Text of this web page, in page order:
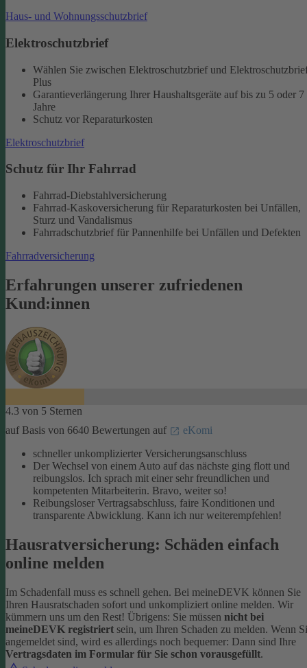
Haus- und Wohnungsschutzbrief
Elektroschutzbrief
Wählen Sie zwischen Elektroschutzbrief und
Plus
Garantieverlängerung Ihrer Haushaltsgeräte auf bis zu 5 oder 7
Jahre
Schutz vor Reparaturkosten
Elektroschutzbrief
Schutz für Ihr Fahrrad
Fahrrad-Diebstahlversicherung
Fahrrad-Kaskoversicherung für Reparaturkosten bei Unfällen,
Sturz und Vandalismus
Fahrradschutzbrief für Pannenhilfe bei Unfällen und Defekten
Fahrradversicherung
Erfahrungen unserer zufriedenen
Kund:innen
4.3 von 5 Sternen
auf Basis von 6640 Bewertungen auf
eKomi
schneller unkomplizierter Versicherungsanschluss
Der Wechsel von einem Auto auf das nächste ging flott und
reibungslos. Ich sprach mit einer sehr freundlichen und
kompetenten Mitarbeiterin. Bravo, weiter so!
Reibungsloser Vertragsabschluss, faire Konditionen und
transparente Abwicklung. Kann ich nur weiterempfehlen!
Hausratversicherung: Schäden einfach
online melden
Im Schadenfall muss es schnell gehen. Bei meineDEVK können Sie
Ihren Hausratschaden sofort und unkompliziert online melden. Wir
kümmern uns um den Rest! Übrigens: Sie müssen nicht bei
meineDEVK registriert sein, um Ihren Schaden zu melden. Wenn
angemeldet sind, wird es allerdings noch bequemer: Dann sind Ihre
Vertragsdaten im Formular für Sie schon vorausgefüllt.